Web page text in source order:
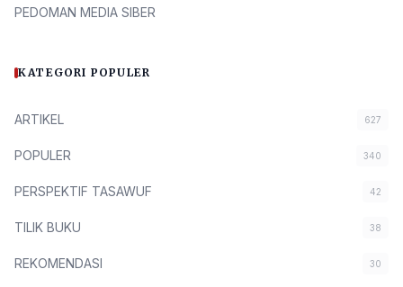
PEDOMAN MEDIA SIBER
KATEGORI POPULER
ARTIKEL 627
POPULER 340
PERSPEKTIF TASAWUF 42
TILIK BUKU 38
REKOMENDASI 30